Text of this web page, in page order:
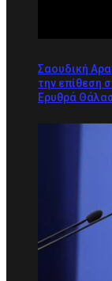
Σαουδική
την επίθεση
Ερυθρά